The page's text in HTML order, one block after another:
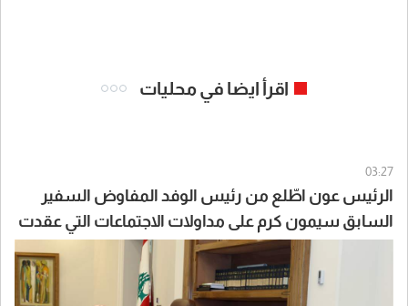
اقرأ ايضا في محليات
03:27
الرئيس عون اطّلع من رئيس الوفد المفاوض السفير
السابق سيمون كرم على مداولات الاجتماعات التي عقدت
في روما الأسبوع الماضي بين الوفود اللبنانية والاميركية
والاسرائيلية وزوده بتوجيهاته للمرحلة المقبلة